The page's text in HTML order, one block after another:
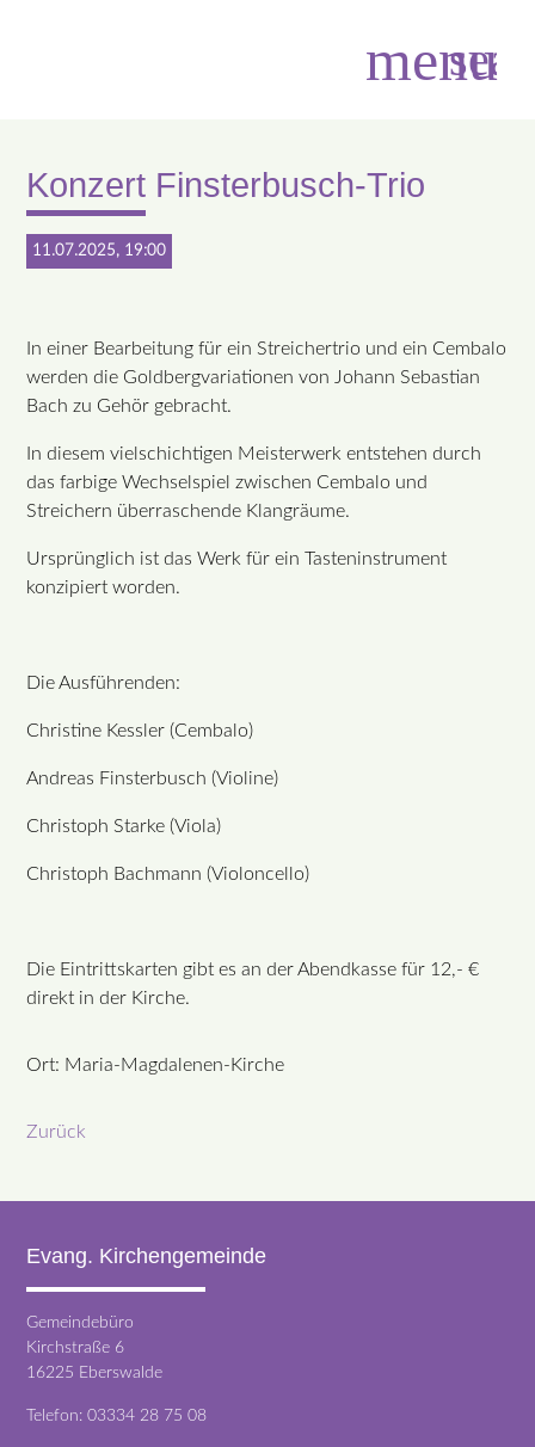
menu
Suchbegriffe SUCHEN
Konzert Finsterbusch-Trio
11.07.2025, 19:00
In einer Bearbeitung für ein Streichertrio und ein Cembalo
werden die Goldbergvariationen von Johann Sebastian
Bach zu Gehör gebracht.
In diesem vielschichtigen Meisterwerk entstehen durch
das farbige Wechselspiel zwischen Cembalo und
Streichern überraschende Klangräume.
Ursprünglich ist das Werk für ein Tasteninstrument
konzipiert worden.
Die Ausführenden:
Christine Kessler (Cembalo)
Andreas Finsterbusch (Violine)
Christoph Starke (Viola)
Christoph Bachmann (Violoncello)
Die Eintrittskarten gibt es an der Abendkasse für 12,- €
direkt in der Kirche.
Ort: Maria-Magdalenen-Kirche
Zurück
Evang. Kirchengemeinde
Gemeindebüro
Kirchstraße 6
16225 Eberswalde
Telefon:03334 28 75 08